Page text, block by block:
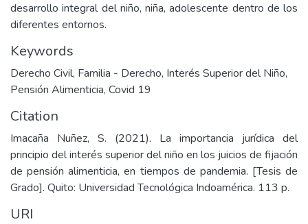
desarrollo integral del niño, niña, adolescente dentro de los
diferentes entornos.
Keywords
Derecho Civil, Familia - Derecho, Interés Superior del Niño,
Pensión Alimenticia, Covid 19
Citation
Imacaña Nuñez, S. (2021). La importancia jurídica del
principio del interés superior del niño en los juicios de fijación
de pensión alimenticia, en tiempos de pandemia. [Tesis de
Grado]. Quito: Universidad Tecnológica Indoamérica. 113 p.
URI